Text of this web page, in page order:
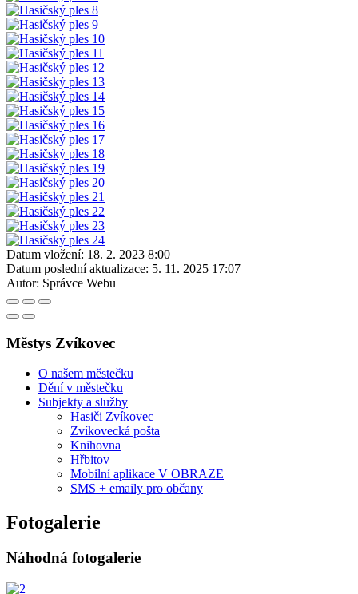
Datum vložení: 18. 2. 2023 8:00
Datum poslední aktualizace: 5. 11. 2025 17:07
Autor: Správce Webu
Městys Zvíkovec
O našem městečku
Dění v městečku
Subjekty a služby
Hasiči Zvíkovec
Zvíkovecká pošta
Knihovna
Hřbitov
Mobilní aplikace V OBRAZE
SMS + emaily pro občany
Fotogalerie
Náhodná fotogalerie